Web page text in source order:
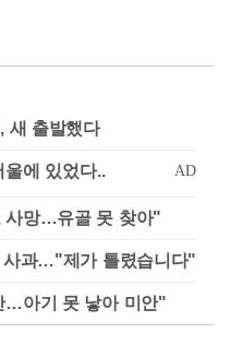
새 출발했다
사망…유골 못 찾아"
사과…"제가 틀렸습니다"
…아기 못 낳아 미안"